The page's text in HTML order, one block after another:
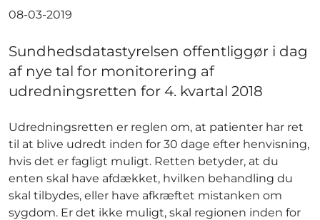
08-03-2019
Sundhedsdatastyrelsen offentliggør i dag
af nye tal for monitorering af
udredningsretten for 4. kvartal 2018
Udredningsretten er reglen om, at patienter har ret
til at blive udredt inden for 30 dage efter henvisning,
hvis det er fagligt muligt. Retten betyder, at du
enten skal have afdækket, hvilken behandling du
skal tilbydes, eller have afkræftet mistanken om
sygdom. Er det ikke muligt, skal regionen inden for